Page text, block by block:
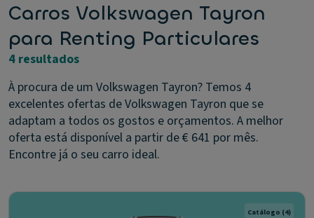
Carros Volkswagen Tayron
para Renting Particulares
4 resultados
À procura de um Volkswagen Tayron? Temos 4
excelentes ofertas de Volkswagen Tayron que se
adaptam a todos os gostos e orçamentos. A melhor
oferta está disponível a partir de € 641 por mês.
Encontre já o seu carro ideal.
Catálogo (4)